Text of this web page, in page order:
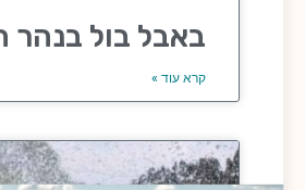
באבל בול בנהר
קרא עוד »